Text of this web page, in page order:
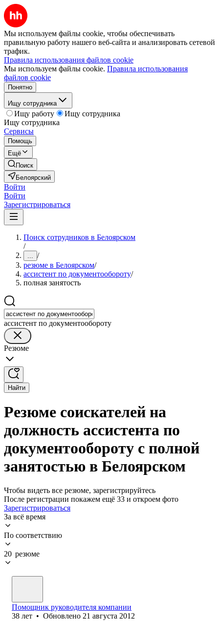
Мы используем файлы cookie, чтобы обеспечивать
правильную работу нашего веб-сайта и анализировать сетевой
трафик.
Правила использования файлов cookie
Мы используем файлы cookie. Правила использования
файлов cookie
Понятно
Ищу сотрудника
Ищу работу
Ищу сотрудника
Ищу сотрудника
Сервисы
Помощь
Ещё
Поиск
Белоярский
Войти
Войти
Зарегистрироваться
Поиск сотрудников в Белоярском
/
... /
резюме в Белоярском/
ассистент по документообороту/
полная занятость
ассистент по документообороту
Резюме
Найти
Резюме соискателей на
должность ассистента по
документообороту с полной
занятостью в Белоярском
Чтобы видеть все резюме, зарегистрируйтесь
После регистрации покажем ещё 33 и откроем фото
Зарегистрироваться
За всё время
По соответствию
20 резюме
Помощник руководителя компании
38 лет • Обновлено 21 августа 2012